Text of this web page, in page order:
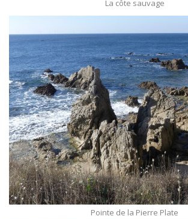
La côte sauvage
Pointe de la Pierre Plate